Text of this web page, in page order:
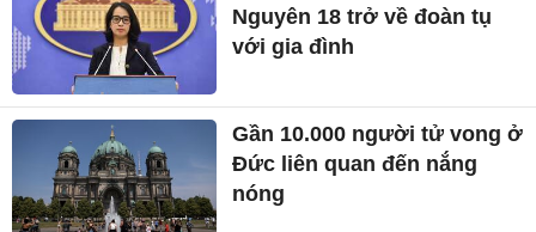
Nguyên 18 trở về đoàn tụ
với gia đình
Gần 10.000 người tử vong ở
Đức liên quan đến nắng
nóng